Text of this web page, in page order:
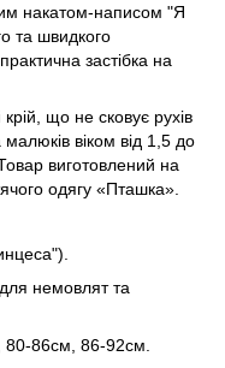
накатом-написом "Я
та швидкого
застібка на
що не сковує рухів
віком від 1,5 до
виготовлений на
одягу «Пташка».
немовлят та
80-86см, 86-92см.